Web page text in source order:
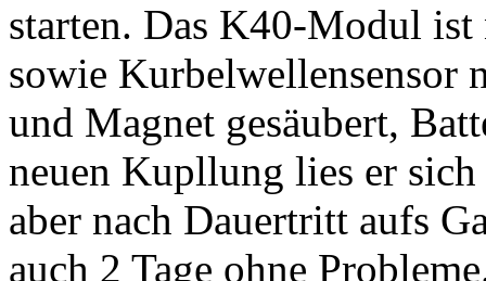
starten. Das K40-Modul ist
sowie Kurbelwellensensor
und Magnet gesäubert,
neuen Kupllung lies er
aber nach Dauertritt aufs
auch 2 Tage ohne